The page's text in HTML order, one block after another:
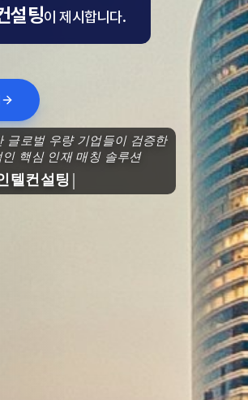
설팅이 제시합니다.
로벌 우량 기업들이 검증한
핵심 인재 매칭 솔루션
컨설팅과 함께 도약하세요